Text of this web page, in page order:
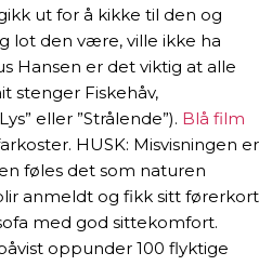
ut for å kikke til den og
lot den være, ville ikke ha
Hansen er det viktig at alle
stenger Fiskehåv,
eller ”Strålende”). Blå film
HUSK: Misvisningen er
føles det som naturen
anmeldt og fikk sitt førerkort
med god sittekomfort.
oppunder 100 flyktige